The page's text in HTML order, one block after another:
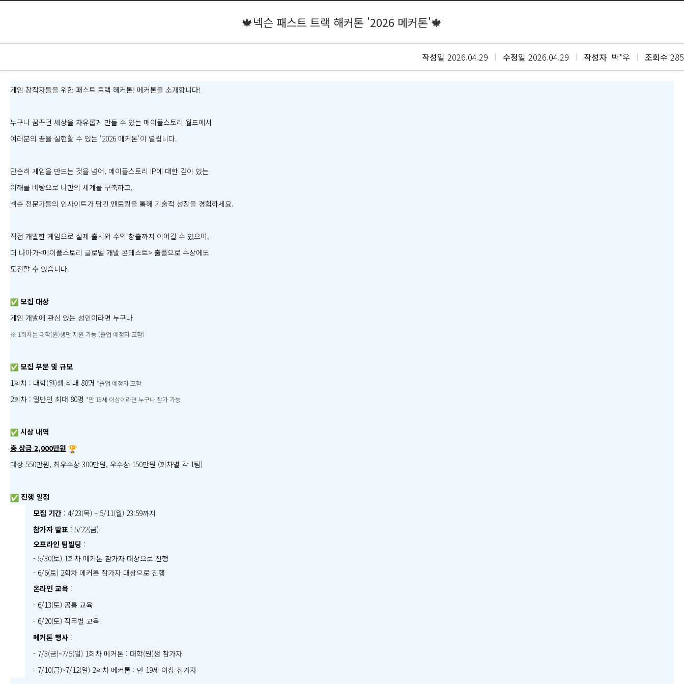
🍁넥슨 패스트 트랙 해커톤 '2026 메커톤'🍁
작성일 2026.04.29 수정일 2026.04.29 작성자 박*우 조회수 285
게임 창작자들을 위한 패스트 트랙 해커톤! 메커톤을 소개합니다!
누구나 꿈꾸던 세상을 자유롭게 만들 수 있는 메이플스토리 월드에서
여러분의 꿈을 실현할 수 있는 '2026 메커톤'이 열립니다.
단순히 게임을 만드는 것을 넘어, 메이플스토리 IP에 대한 깊이 있는
이해를 바탕으로 나만의 세계를 구축하고,
넥슨 전문가들의 인사이트가 담긴 멘토링을 통해 기술적 성장을 경험하세요.
직접 개발한 게임으로 실제 출시와 수익 창출까지 이어갈 수 있으며,
더 나아가<메이플스토리 글로벌 개발 콘테스트> 출품으로 수상에도
도전할 수 있습니다.
모집 대상
게임 개발에 관심 있는 성인이라면 누구나
※ 1회차는 대학(원)생만 지원 가능 (졸업 예정자 포함)
모집 부문 및 규모
1회차 : 대학(원)생 최대 80명 *졸업 예정자 포함
2회차 : 일반인 최대 80명 *만 19세 이상이라면 누구나 참가 가능
시상 내역
총 상금 2,000만원
대상 550만원, 최우수상 300만원, 우수상 150만원 (회차별 각 1팀)
진행 일정
모집 기간 : 4/23(목) ~ 5/11(월) 23:59까지
참가자 발표 : 5/22(금)
오프라인 팀빌딩 :
- 5/30(토) 1회차 메커톤 참가자 대상으로 진행
- 6/6(토) 2회차 메커톤 참가자 대상으로 진행
온라인 교육 :
- 6/13(토) 공통 교육
- 6/20(토) 직무별 교육
메커톤 행사 :
- 7/3(금)~7/5(일) 1회차 메커톤 : 대학(원)생 참가자
- 7/10(금)~7/12(일) 2회차 메커톤 : 만 19세 이상 참가자